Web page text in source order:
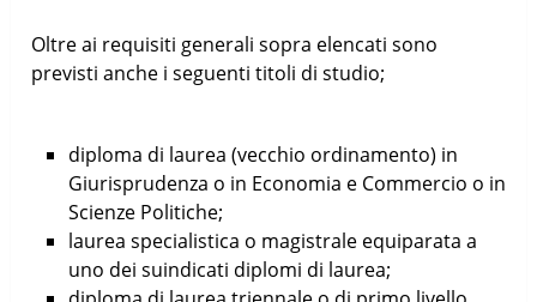
Oltre ai requisiti generali sopra elencati sono
previsti anche i seguenti titoli di studio;
diploma di laurea (vecchio ordinamento) in
Giurisprudenza o in Economia e Commercio o in
Scienze Politiche;
laurea specialistica o magistrale equiparata a
uno dei suindicati diplomi di laurea;